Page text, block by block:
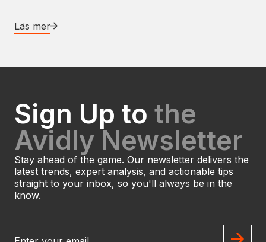
Läs mer
Sign Up to the
Avidly Newsletter
Stay ahead of the game. Our newsletter delivers the
latest trends, expert analysis, and actionable tips
straight to your inbox, so you'll always be in the
know.